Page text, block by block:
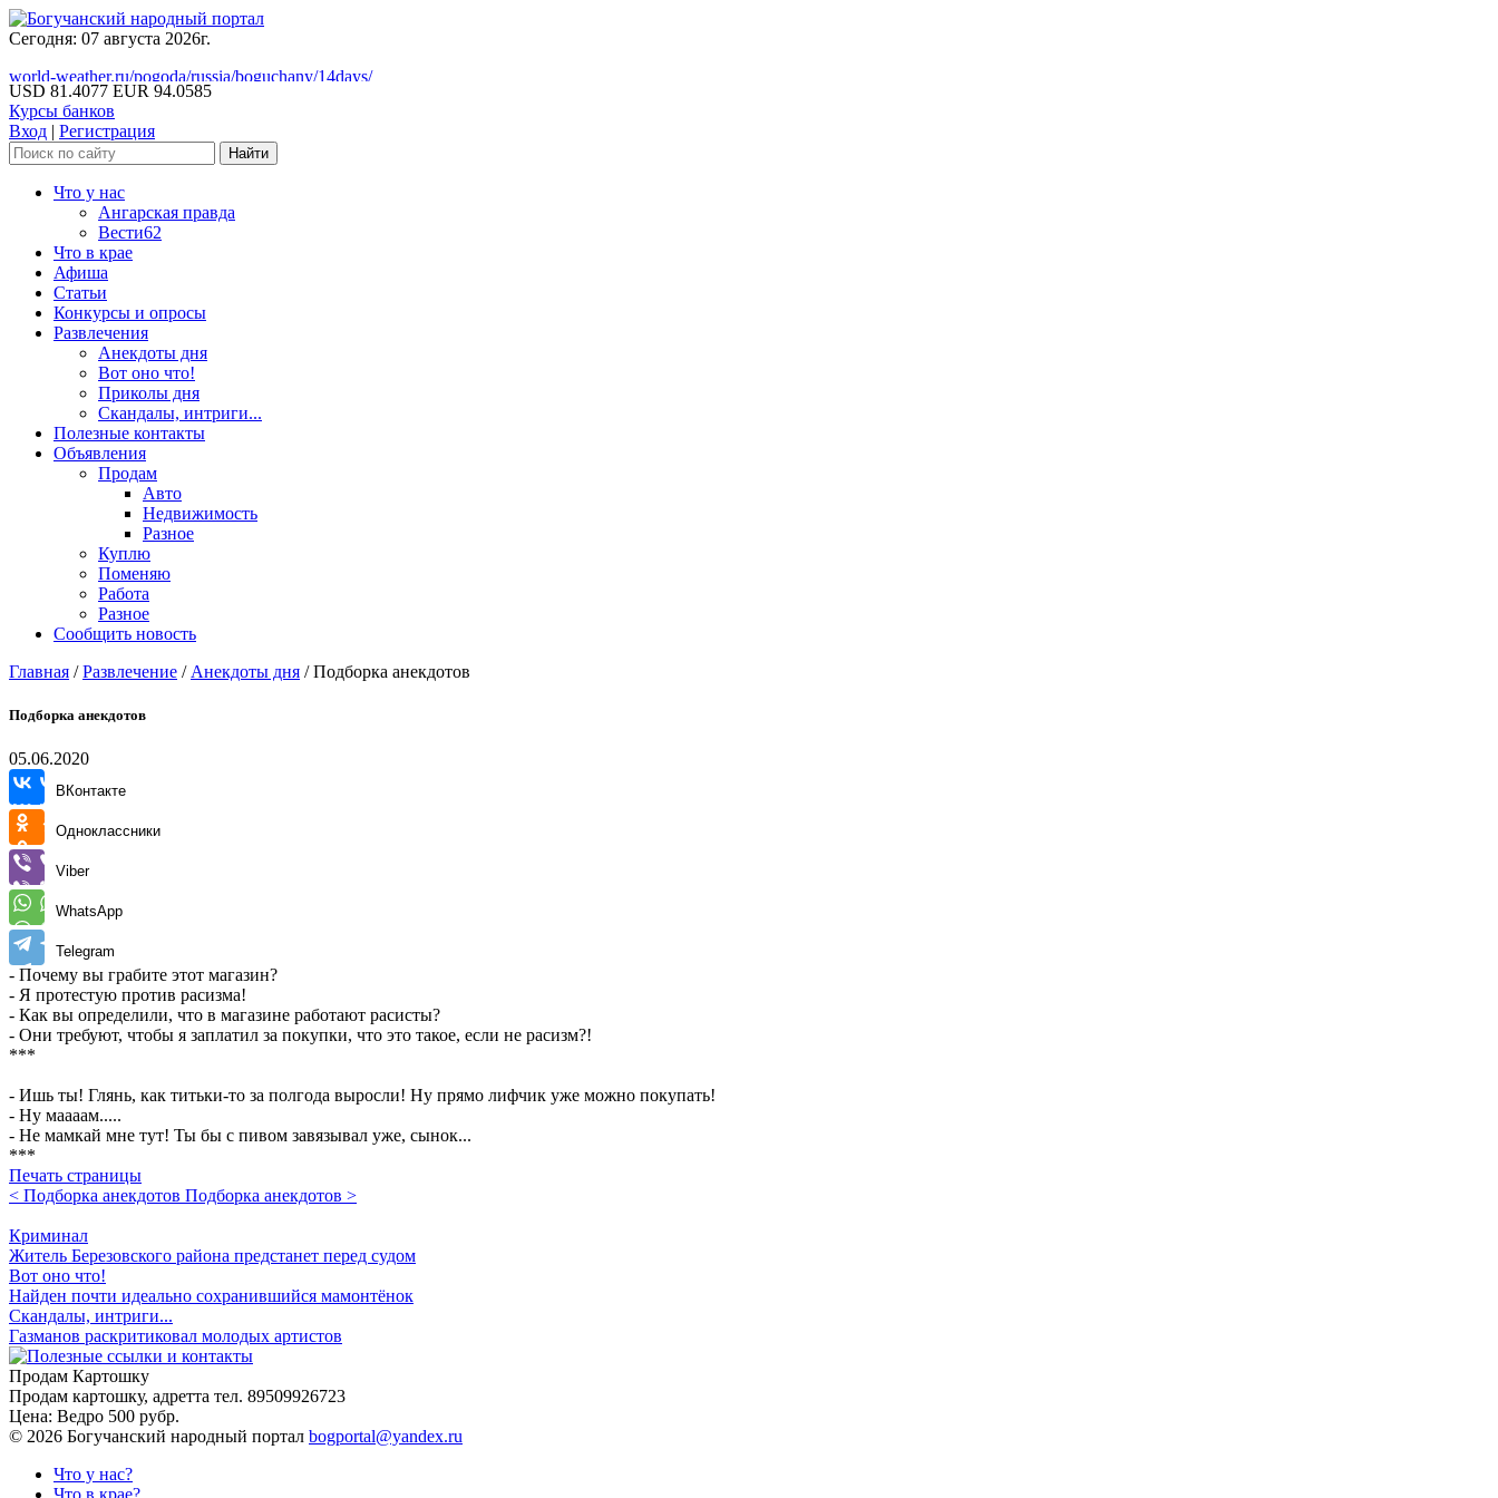
Сегодня: 07 августа 2026г.
world-weather.ru/pogoda/russia/boguchany/14days/
USD 81.4077 EUR 94.0585
Курсы банков
Вход | Регистрация
Что у нас
Ангарская правда
Вести62
Что в крае
Афиша
Статьи
Конкурсы и опросы
Развлечения
Анекдоты дня
Вот оно что!
Приколы дня
Скандалы, интриги...
Полезные контакты
Объявления
Продам
Авто
Недвижимость
Разное
Куплю
Поменяю
Работа
Разное
Сообщить новость
Главная /Развлечение / Анекдоты дня /Подборка анекдотов
Подборка анекдотов
05.06.2020
ВКонтакте
Одноклассники
Viber
WhatsApp
Telegram
- Почему вы грабите этот магазин?
- Я протестую против расизма!
- Как вы определили, что в магазине работают расисты?
- Они требуют, чтобы я заплатил за покупки, что это такое, если не расизм?!
***
- Ишь ты! Глянь, как титьки-то за полгода выросли! Ну прямо лифчик уже можно покупать!
- Ну маааам.....
- Не мамкай мне тут! Ты бы с пивом завязывал уже, сынок...
***
Печать страницы
< Подборка анекдотов Подборка анекдотов >
Криминал
Житель Березовского района предстанет перед судом
Вот оно что!
Найден почти идеально сохранившийся мамонтёнок
Скандалы, интриги...
Газманов раскритиковал молодых артистов
Продам Картошку
Продам картошку, адретта тел. 89509926723
Цена: Ведро 500 рубр.
© 2026 Богучанский народный портал bogportal@yandex.ru
Что у нас?